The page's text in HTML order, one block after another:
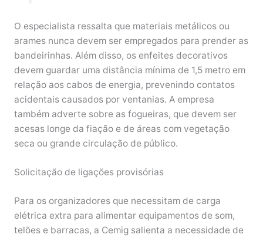
O especialista ressalta que materiais metálicos ou
arames nunca devem ser empregados para prender as
bandeirinhas. Além disso, os enfeites decorativos
devem guardar uma distância mínima de 1,5 metro em
relação aos cabos de energia, prevenindo contatos
acidentais causados por ventanias. A empresa
também adverte sobre as fogueiras, que devem ser
acesas longe da fiação e de áreas com vegetação
seca ou grande circulação de público.
Solicitação de ligações provisórias
Para os organizadores que necessitam de carga
elétrica extra para alimentar equipamentos de som,
telões e barracas, a Cemig salienta a necessidade de